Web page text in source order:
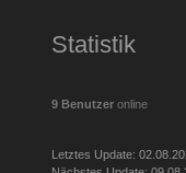
Statistik
9 Benutzer online
Letztes Update: